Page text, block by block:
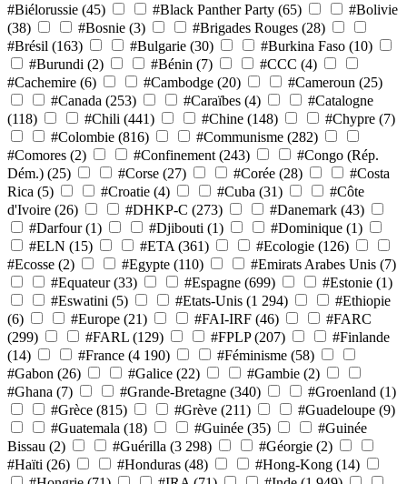
#Biélorussie (45) #Black Panther Party (65)
#Bolivie
(38)
#Bosnie (3) #Brigades Rouges (28)
#Brésil (163) #Bulgarie (30) #Burkina Faso (10)
#Burundi (2) #Bénin (7) #CCC (4)
#Cachemire (6) #Cambodge (20) #Cameroun (25)
#Canada (253) #Caraïbes (4)
#Catalogne
(118)
#Chili (441) #Chine (148) #Chypre (7)
#Colombie (816) #Communisme (282)
#Comores (2) #Confinement (243)
#Congo (Rép.
Dém.) (25) #Corse (27) #Corée (28)
#Costa
Rica (5) #Croatie (4) #Cuba (31)
#Côte
d'Ivoire (26) #DHKP-C (273) #Danemark (43)
#Darfour (1) #Djibouti (1) #Dominique (1)
#ELN (15) #ETA (361) #Ecologie (126)
#Ecosse (2) #Egypte (110) #Emirats Arabes Unis (7)
#Equateur (33) #Espagne (699) #Estonie (1)
#Eswatini (5) #Etats-Unis (1 294)
#Ethiopie
(6)
#Europe (21) #FAI-IRF (46)
#FARC
(299)
#FARL (129) #FPLP (207)
#Finlande
(14)
#France (4 190) #Féminisme (58)
#Gabon (26) #Galice (22) #Gambie (2)
#Ghana (7) #Grande-Bretagne (340) #Groenland (1)
#Grèce (815) #Grève (211) #Guadeloupe (9)
#Guatemala (18) #Guinée (35)
#Guinée
Bissau (2) #Guérilla (3 298) #Géorgie (2)
#Haïti (26) #Honduras (48) #Hong-Kong (14)